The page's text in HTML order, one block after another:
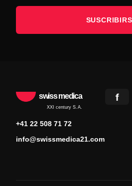
swiss medica
XXI century S.A.
+41 22 508 71 72
info@swissmedica21.com